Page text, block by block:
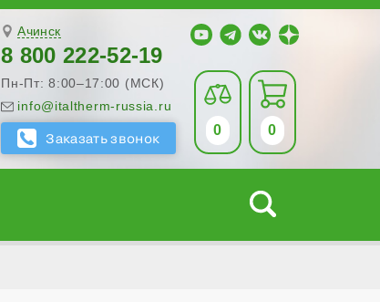
Ачинск
8 800 222-52-19
Пн-Пт: 8:00–17:00 (МСК)
info@italtherm-russia.ru
0 0